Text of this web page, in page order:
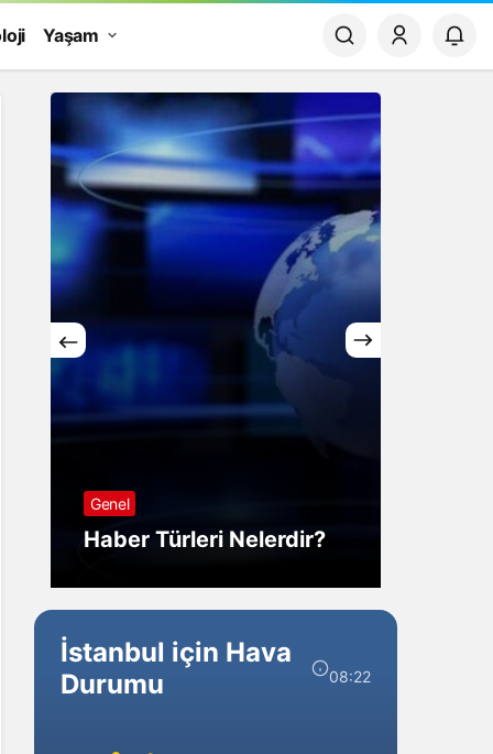
Yaşam
Genel
Haber Türleri Nelerdir?
İstanbul için Hava
Durumu
08:22